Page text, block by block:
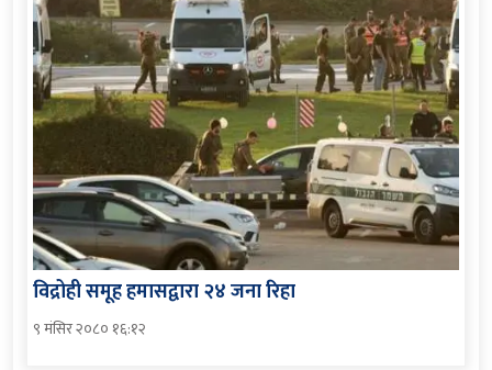
विद्रोही समूह हमासद्वारा २४ जना रिहा
९ मंसिर २०८० १६:१२